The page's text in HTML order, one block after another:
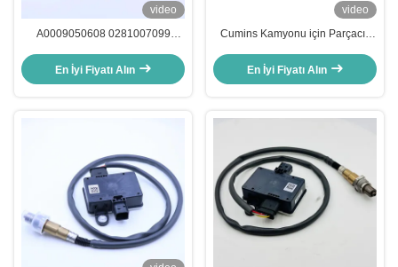
video
A0009050608 0281007099
Mercedes Benz için
En İyi Fiyatı Alın
video
Cumins Kamyonu için Parçacık
En İyi Fiyatı Alın